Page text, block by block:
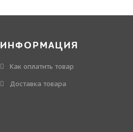
ИНФОРМАЦИЯ
Как оплатить товар
Доставка товара